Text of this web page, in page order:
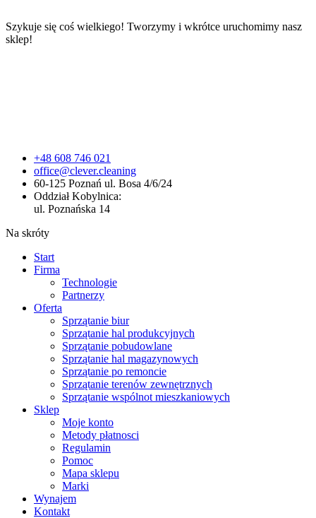
Szykuje się coś wielkiego! Tworzymy i wkrótce uruchomimy nasz
sklep!
+48 608 746 021
office@clever.cleaning
60-125 Poznań ul. Bosa 4/6/24
Oddział Kobylnica:
ul. Poznańska 14
Na skróty
Start
Firma
Technologie
Partnerzy
Oferta
Sprzątanie biur
Sprzątanie hal produkcyjnych
Sprzątanie pobudowlane
Sprzątanie hal magazynowych
Sprzątanie po remoncie
Sprzątanie terenów zewnętrznych
Sprzątanie wspólnot mieszkaniowych
Sklep
Moje konto
Metody płatnosci
Regulamin
Pomoc
Mapa sklepu
Marki
Wynajem
Kontakt